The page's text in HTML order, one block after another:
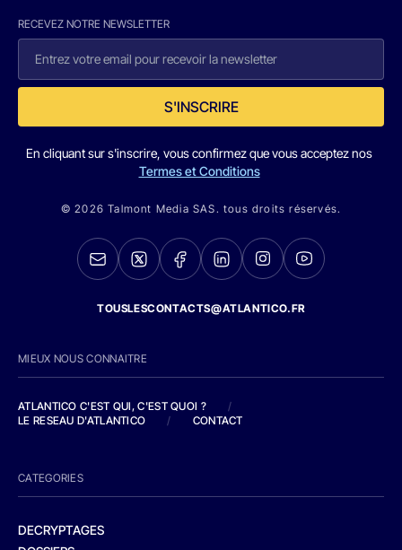
RECEVEZ NOTRE NEWSLETTER
S'INSCRIRE
En cliquant sur s'inscrire, vous confirmez que vous acceptez nos
Termes et Conditions
© 2026 Talmont Media SAS. tous droits réservés.
TOUSLESCONTACTS@ATLANTICO.FR
MIEUX NOUS CONNAITRE
ATLANTICO C'EST QUI, C'EST QUOI ?
/
LE RESEAU D'ATLANTICO
/ CONTACT
CATEGORIES
DECRYPTAGES